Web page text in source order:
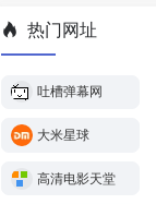
热门网址
吐槽弹幕网
大米星球
高清电影天堂